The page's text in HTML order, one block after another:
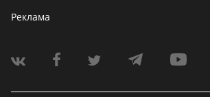
Реклама